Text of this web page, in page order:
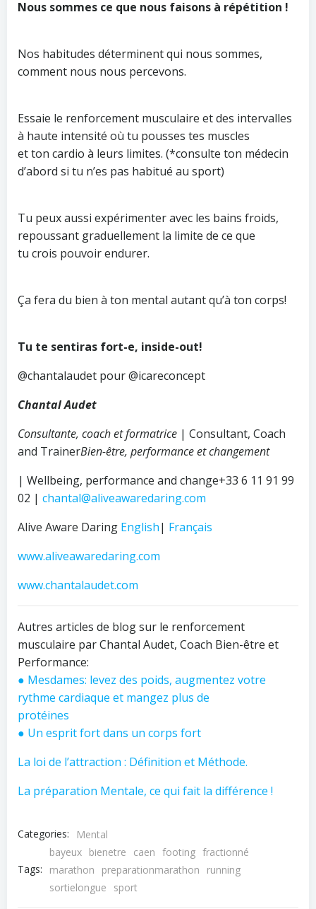
Nous sommes ce que nous faisons à répétition !
Nos habitudes déterminent qui nous sommes,
comment nous nous percevons.
Essaie le renforcement musculaire et des intervalles
à haute intensité où tu pousses tes muscles
et ton cardio à leurs limites. (*consulte ton médecin
d’abord si tu n’es pas habitué au sport)
Tu peux aussi expérimenter avec les bains froids,
repoussant graduellement la limite de ce que
tu crois pouvoir endurer.
Ça fera du bien à ton mental autant qu’à ton corps!
Tu te sentiras fort-e, inside-out!
@chantalaudet pour @icareconcept
Chantal Audet
Consultante, coach et formatrice | Consultant, Coach
and TrainerBien-être, performance et changement
| Wellbeing, performance and change+33 6 11 91 99
02 | chantal@aliveawaredaring.com
Alive Aware Daring English| Français
www.aliveawaredaring.com
www.chantalaudet.com
Autres articles de blog sur le renforcement
musculaire par Chantal Audet, Coach Bien-être et
Performance:
● Mesdames: levez des poids, augmentez votre
rythme cardiaque et mangez plus de
protéines
● Un esprit fort dans un corps fort
La loi de l’attraction : Définition et Méthode.
La préparation Mentale, ce qui fait la différence !
Categories: Mental
Tags:
bayeux bienetre caen footing fractionné
marathon
preparationmarathon
running
sortielongue
sport